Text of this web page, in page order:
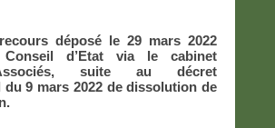
déposé le 29 mars 2022
d’Etat via le cabinet
suite au décret
du 9 mars 2022 de dissolution de